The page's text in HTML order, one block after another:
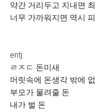
약간 거리두고 지내면
너무 가까워지면 역시
entj
ㄹㅈㄷ 돈미새
머릿속에 돈생각 밖에
부모가 물려줄 돈
내가 벌 돈